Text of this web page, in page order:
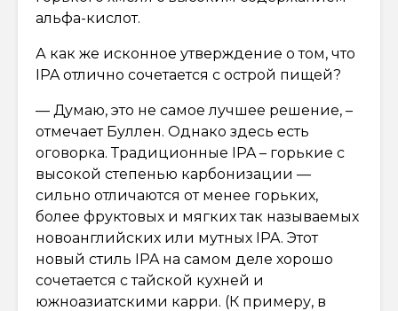
альфа-кислот.
А как же исконное утверждение о том, что
IPA отлично сочетается с острой пищей?
— Думаю, это не самое лучшее решение, –
отмечает Буллен. Однако здесь есть
оговорка. Традиционные IPA – горькие с
высокой степенью карбонизации —
сильно отличаются от менее горьких,
более фруктовых и мягких так называемых
новоанглийских или мутных IPA. Этот
новый стиль IPA на самом деле хорошо
сочетается с тайской кухней и
южноазиатскими карри. (К примеру, в